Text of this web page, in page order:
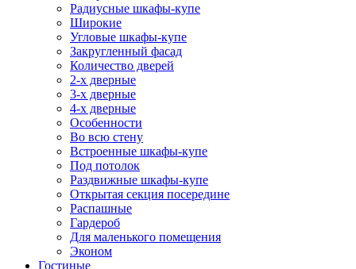
Радиусные шкафы-купе
Широкие
Угловые шкафы-купе
Закругленный фасад
Количество дверей
2-х дверные
3-х дверные
4-х дверные
Особенности
Во всю стену
Встроенные шкафы-купе
Под потолок
Раздвижные шкафы-купе
Открытая секция посередине
Распашные
Гардероб
Для маленького помещения
Эконом
Гостиные